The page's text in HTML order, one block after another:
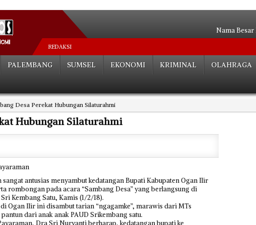
Nama Besar
Izin Konsesi
Bukti
Nilai Proyek
Jadi
REDAKSI
PALEMBANG SUMSEL EKONOMI KRIMINAL OLAHRAGA
Desa Perekat Hubungan Silaturahmi
Hubungan Silaturahmi
sangat antusias menyambut kedatangan Bupati Kabupaten Ogan Ilir
rombongan pada acara “Sambang Desa” yang berlangsung di
Kembang Satu, Kamis (1/2/18).
Ogan Ilir ini disambut tarian “ngagamke”, marawis dari MTs
dari anak anak PAUD Srikembang satu.
Dra Sri Nuryanti berharap, kedatangan bupati ke